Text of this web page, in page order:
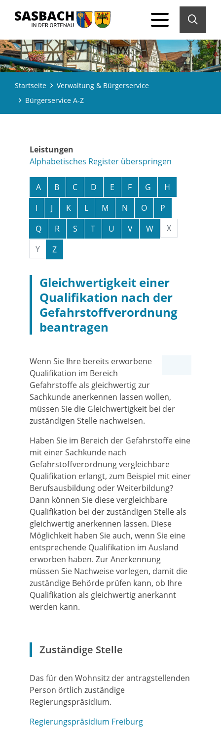
Startseite
Verwaltung & Bürgerservice
Bürgerservice A-Z
Leistungen
Alphabetisches Register überspringen
A B C D E F G
H
I
J K L M N O
P
Q
R S T U V W
X
Y
Z
Gleichwertigkeit einer
Qualifikation nach der
Gefahrstoffverordnung
beantragen
Wenn Sie Ihre bereits erworbene
Qualifikation im Bereich
Gefahrstoffe als gleichwertig zur
Sachkunde anerkennen lassen wollen,
müssen Sie die Gleichwertigkeit bei der
zuständigen Stelle nachweisen.
Haben Sie im Bereich der Gefahrstoffe eine
mit einer Sachkunde nach
Gefahrstoffverordnung vergleichbare
Qualifikation erlangt, zum Beispiel mit einer
Berufsausbildung oder Weiterbildung?
Dann können Sie diese vergleichbare
Qualifikation bei der zuständigen Stelle als
gleichwertig anerkennen lassen. Diese
Möglichkeit haben Sie auch, wenn Sie eine
entsprechende Qualifikation im Ausland
erworben haben. Zur Anerkennung
müssen Sie Nachweise vorlegen, damit die
zuständige Behörde prüfen kann, ob Ihre
Qualifikation als gleichwertig anerkannt
werden kann.
Zuständige Stelle
Das für den Wohnsitz der antragstellenden
Person örtlich zuständige
Regierungspräsidium.
Regierungspräsidium Freiburg